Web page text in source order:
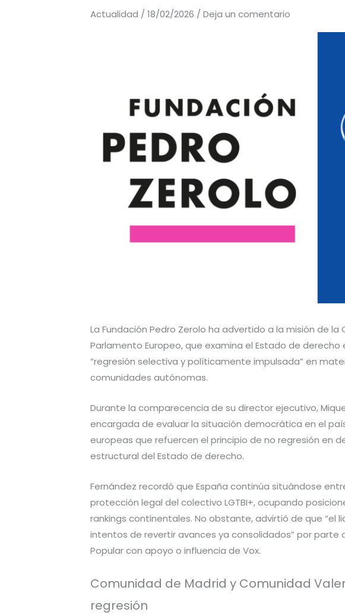
Actualidad /18/02/2026 /Deja un comentario
La Fundación Pedro Zerolo ha advertido a la misión de la
Parlamento Europeo, que examina el Estado de derecho
“regresión selectiva y políticamente impulsada” en
comunidades autónomas.
Durante la comparecencia de su director ejecutivo,
encargada de evaluar la situación democrática en el
europeas que refuercen el principio de no regresión en
estructural del Estado de derecho.
Fernández recordó que España continúa situándose
protección legal del colectivo LGTBI+, ocupando
rankings continentales. No obstante, advirtió de que “el
intentos de revertir avances ya consolidados” por
Popular con apoyo o influencia de Vox.
Comunidad de Madrid y Comunidad
regresión